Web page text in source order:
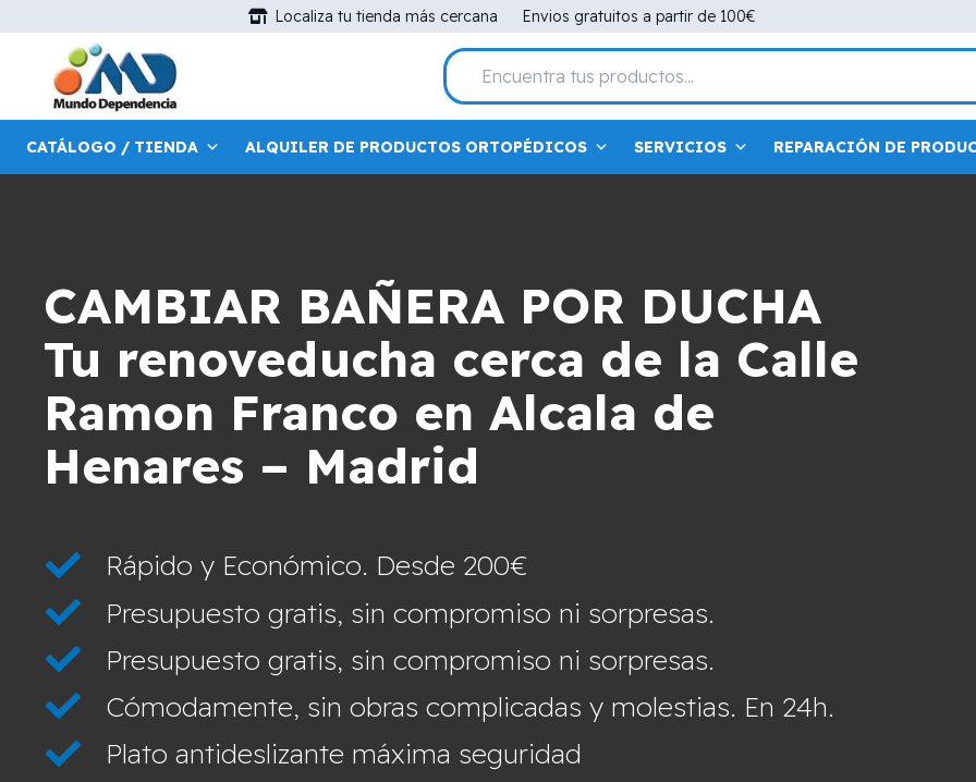
Localiza tu tienda más cercana Envios gratuitos a partir de 100€
CATÁLOGO / TIENDA ALQUILER DE PRODUCTOS ORTOPÉDICOS SERVICIOS REPARACIÓN DE
CAMBIAR BAÑERA POR DUCHA
Tu renoveducha cerca de la Calle
Ramon Franco en Alcala de
Henares – Madrid
Rápido y Económico. Desde 200€
Presupuesto gratis, sin compromiso ni sorpresas.
Presupuesto gratis, sin compromiso ni sorpresas.
Cómodamente, sin obras complicadas y molestias. En 24h.
Plato antideslizante máxima seguridad